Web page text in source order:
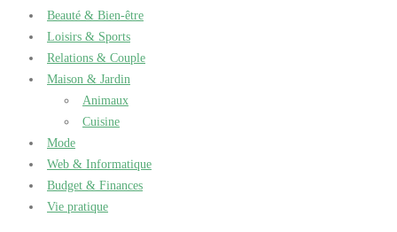
Beauté & Bien-être
Loisirs & Sports
Relations & Couple
Maison & Jardin
Animaux
Cuisine
Mode
Web & Informatique
Budget & Finances
Vie pratique